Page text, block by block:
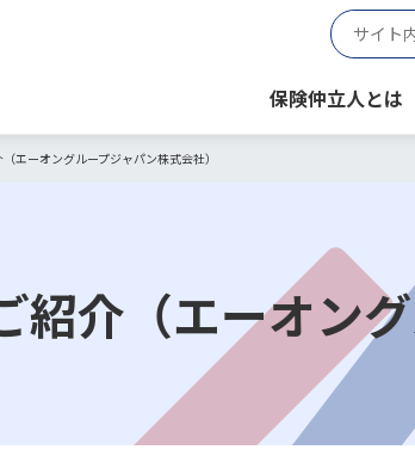
保険仲立人とは
エーオングループジャパン株式会社）
紹介（エーオン